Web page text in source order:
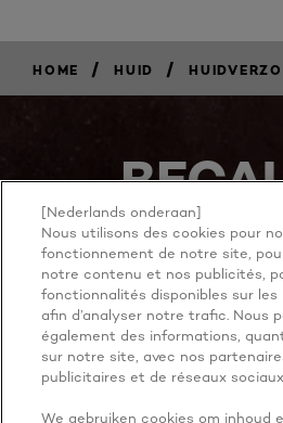
HOME / HUID /
[Nederlands onderaan]
Nous utilisons des cookies pour
fonctionnement de notre site,
notre contenu et nos publicités,
fonctionnalités disponibles sur les
afin d’analyser notre trafic. Nous
également des informations,
sur notre site, avec nos
publicitaires et de réseaux sociaux.
We gebruiken cookies om inhoud